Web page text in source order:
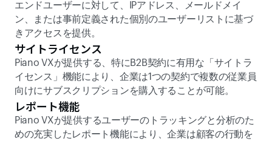
エンドユーザーに対して、IPアドレス、メールドメイ
ン、または事前定義された個別のユーザーリストに基づ
きアクセスを提供。
サイトライセンス
Piano VXが提供する、特にB2B契約に有用な「サイトラ
イセンス」機能により、企業は1つの契約で複数の従業員
向けにサブスクリプションを購入することが可能。
レポート機能
Piano VXが提供するユーザーのトラッキングと分析のた
めの充実したレポート機能により、企業は顧客の行動を